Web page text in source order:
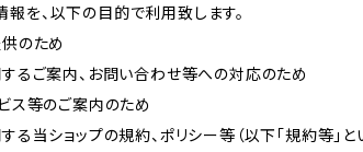
報を、以下の目的で利用致します。
供のため
するご案内、お問い合わせ等への対応のため
ビス等のご案内のため
する当ショップの規約、ポリシー等（以下「規約等